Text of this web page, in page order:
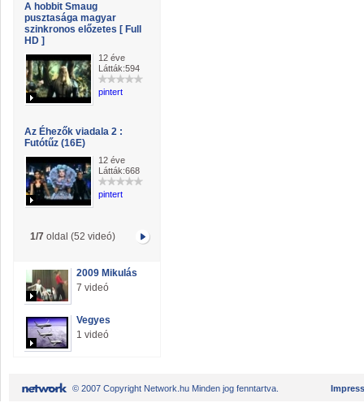
A hobbit Smaug
pusztasága magyar
szinkronos előzetes [ Full
HD ]
12 éve
Látták:594
pintert
Az Éhezők viadala 2 :
Futótűz (16E)
12 éve
Látták:668
pintert
1/7oldal (52 videó)
2009 Mikulás
7 videó
Vegyes
1 videó
© 2007 Copyright Network.hu Minden jog fenntartva.